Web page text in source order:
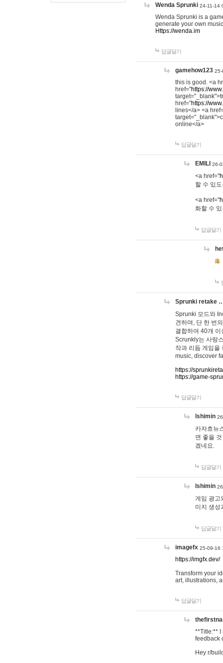
Wenda Sprunki 24-11-14
Wenda Sprunki is a
generate your own
Https://wenda.im
답글달기
gamehow123 25-
this is good. <a
href="https://
href="https://
lines</a> <a
online</a>
답글달기
EMILI 26-
<a href="
할 수 있
<a href="
화할 수
답글달기
Sprunki retake
Sprunki 모드와
견하며, 단 한 번
결합하여 40개
Scrunkly는 사랑
작과 리듬 게임을
music, discover
https://
https://game-
답글달기
lshimin
카자흐뉴
면 좋을
겠네요.
답글달기
lshimin
게임 광고
미지 생성
답글달기
imagefx 25-09-16
https://imgfx.dev/
Transform your
art, illustrations,
답글달기
**Title:** I
feedback
Hey r/